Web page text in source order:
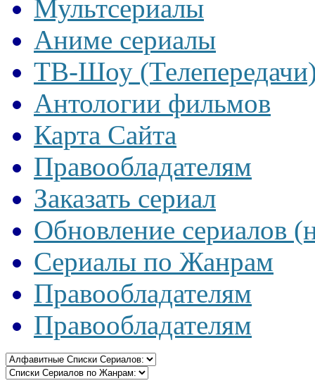
Мультсериалы
Аниме сериалы
ТВ-Шоу
Антологии фильмов
Карта Сайта
Правообладателям
Заказать сериал
Обновление сериалов
Сериалы по Жанрам
Правообладателям
Правообладателям